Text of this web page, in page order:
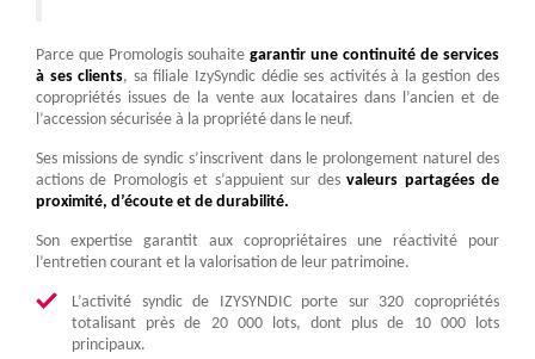
Parce que Promologis souhaite garantir une continuité de services
à ses clients, sa filiale IzySyndic dédie ses activités à la gestion des
copropriétés issues de la vente aux locataires dans l’ancien et de
l’accession sécurisée à la propriété dans le neuf.
Ses missions de syndic s’inscrivent dans le prolongement naturel des
actions de Promologis et s’appuient sur desvaleurs partagées de
proximité, d’écoute et de durabilité.
Son expertise garantit aux copropriétaires une réactivité pour
l’entretien courant et la valorisation de leur patrimoine.
L’activité syndic de IZYSYNDIC porte sur 320 copropriétés
totalisant près de 20 000 lots, dont plus de 10 000 lots
principaux.